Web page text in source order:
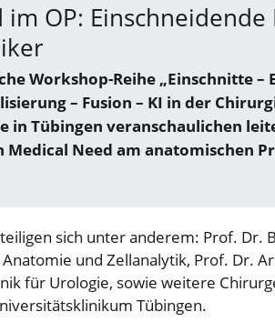
im OP:
Workshop-Reihe „Einschnitte –
– Fusion – KI in der
in Tübingen veranschaulichen
Medical Need am anatomischen
sich unter anderem: Prof. Dr.
und Zellanalytik, Prof. Dr.
für Urologie, sowie weitere
Tübingen.